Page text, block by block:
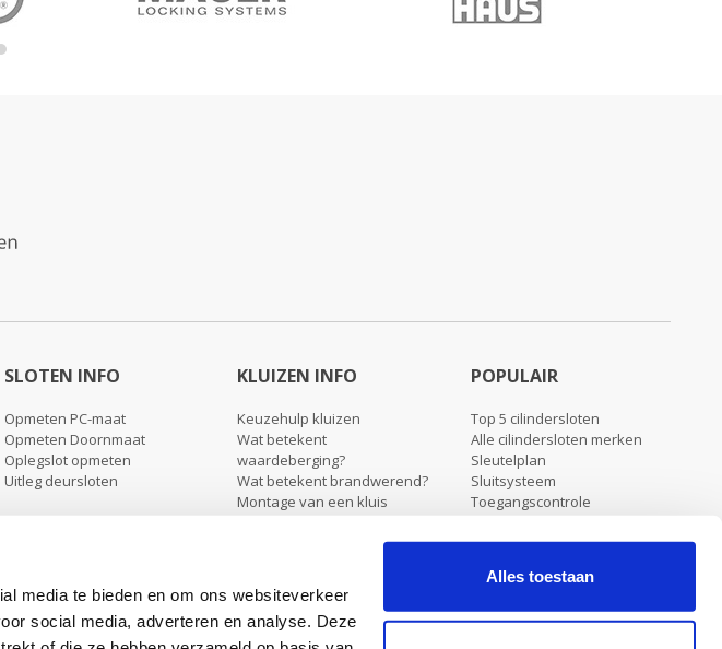
media te bieden en om ons websiteverkeer
social media, adverteren en analyse. Deze
Alles toestaan
SLOTEN INFO
Opmeten PC-maat
Opmeten Doornmaat
Oplegslot opmeten
Uitleg deursloten
KLUIZEN INFO
Keuzehulp kluizen
Wat betekent
waardeberging?
Wat betekent brandwerend?
Montage van een kluis
POPULAIR
Top 5 cilindersloten
Alle cilindersloten merken
Sleutelplan
Sluitsysteem
Toegangscontrole
Koopjeshoek